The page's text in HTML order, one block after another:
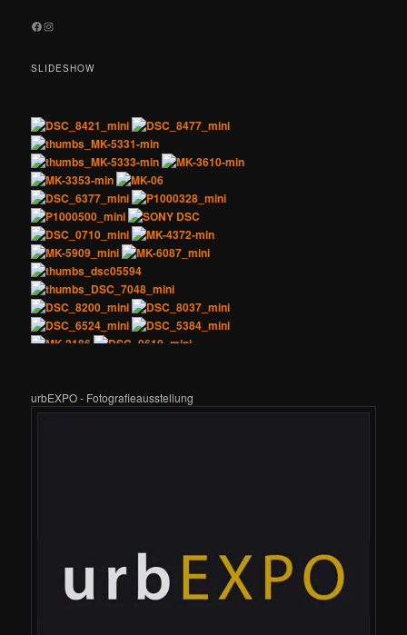
Facebook
Instagram
SLIDESHOW
urbEXPO - Fotografieausstellung